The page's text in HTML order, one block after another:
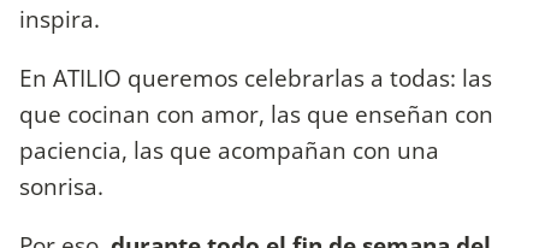
inspira.
En ATILIO queremos celebrarlas a todas: las
que cocinan con amor, las que enseñan con
paciencia, las que acompañan con una
sonrisa.